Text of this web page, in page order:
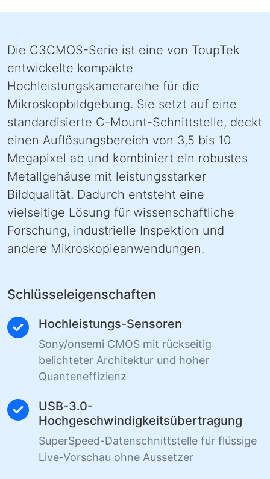
Die C3CMOS-Serie ist eine von ToupTek
entwickelte kompakte
Hochleistungskamerareihe für die
Mikroskopbildgebung. Sie setzt auf eine
standardisierte C-Mount-Schnittstelle, deckt
einen Auflösungsbereich von 3,5 bis 10
Megapixel ab und kombiniert ein robustes
Metallgehäuse mit leistungsstarker
Bildqualität. Dadurch entsteht eine
vielseitige Lösung für wissenschaftliche
Forschung, industrielle Inspektion und
andere Mikroskopieanwendungen.
Schlüsseleigenschaften
Hochleistungs-Sensoren
Sony/onsemi CMOS mit rückseitig
belichteter Architektur und hoher
Quanteneffizienz
USB-3.0-
Hochgeschwindigkeitsübertragung
SuperSpeed-Datenschnittstelle für flüssige
Live-Vorschau ohne Aussetzer